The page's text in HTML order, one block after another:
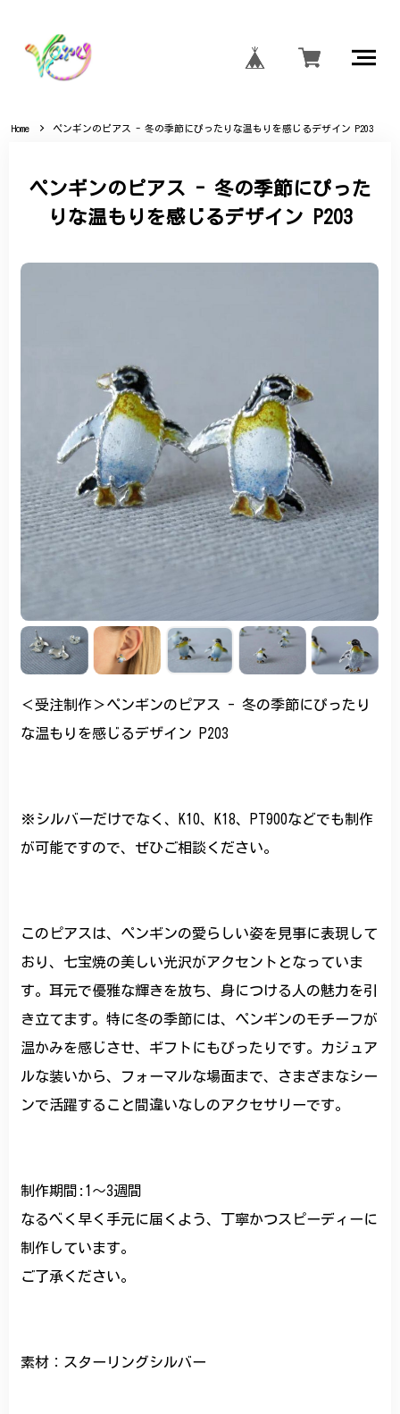
Home ペンギンのピアス - 冬の季節にぴったりな温もりを感じるデザイン P203
ペンギンのピアス - 冬の季節にぴった
りな温もりを感じるデザイン P203
＜受注制作＞ペンギンのピアス - 冬の季節にぴったり
な温もりを感じるデザイン P203
※シルバーだけでなく、K10、K18、PT900などでも制作
が可能ですので、ぜひご相談ください。
このピアスは、ペンギンの愛らしい姿を見事に表現して
おり、七宝焼の美しい光沢がアクセントとなっていま
す。耳元で優雅な輝きを放ち、身につける人の魅力を引
き立てます。特に冬の季節には、ペンギンのモチーフが
温かみを感じさせ、ギフトにもぴったりです。カジュア
ルな装いから、フォーマルな場面まで、さまざまなシー
ンで活躍すること間違いなしのアクセサリーです。
制作期間:1〜3週間
なるべく早く手元に届くよう、丁寧かつスピーディーに
制作しています。
ご了承ください。
素材：スターリングシルバー